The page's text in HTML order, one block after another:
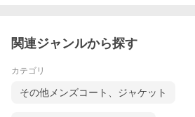
関連ジャンルから探す
カテゴリ
その他メンズコート、ジャケット